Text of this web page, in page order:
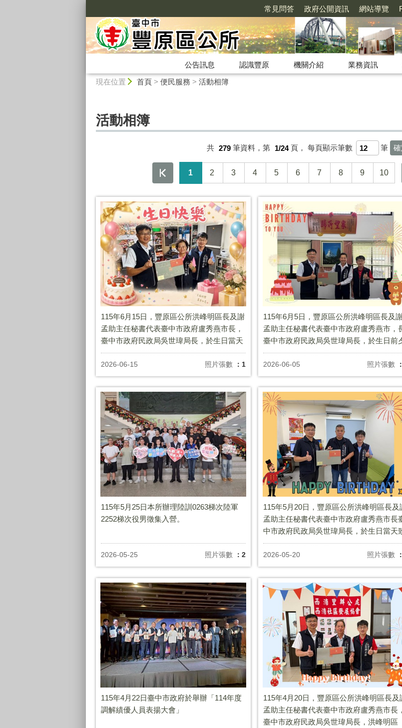
常見問答 政府公開資訊 網站導覽
公告訊息 認識豐原 機關介紹 業務資訊
現在位置 首頁> 便民服務 > 活動相簿
活動相簿
共 279 筆資料，第 1/24 頁， 每頁顯示筆數 筆
1 2 3 4 5 6 7 8 9 10
115年6月15日，豐原區公所洪峰明區長及謝
孟助主任秘書代表臺中市政府盧秀燕市長，
臺中市政府民政局吳世瑋局長，於生日當天
致贈頂街里 吳令儀里長生日禮盒 ，祝福里
長，生日快樂，健康平安。
2026-06-15 照片張數 ：1
115年6月5日，豐原區公所洪峰明區長及
孟助主任秘書代表臺中市政府盧秀燕市，
臺中市政府民政局吳世瑋局長，於生日前
致贈南陽里楊國勝里長生日禮盒 ，祝福里
生日快樂，健康平安。
2026-06-05 照片張數
115年5月25日本所辦理陸訓0263梯次陸軍
2252梯次役男徵集入營。
2026-05-25 照片張數 ：2
115年5月20日，豐原區公所洪峰明區長及
孟助主任秘書代表臺中市政府盧秀燕市長
中市政府民政局吳世瑋局長，於生日當天
贈翁社里吳安修里長生日禮盒 ，祝福里長
日快樂，健康平安。
2026-05-20 照片張數
115年4月22日臺中市政府於舉辦「114年度
調解績優人員表揚大會」
115年4月20日，豐原區公所洪峰明區長及
孟助主任秘書代表臺中市政府盧秀燕市長，
臺中市政府民政局吳世瑋局長，洪峰明區